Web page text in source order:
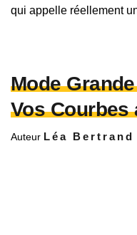
qui appelle réellement
Mode
Vos Courbes
Auteur Léa Bertrand